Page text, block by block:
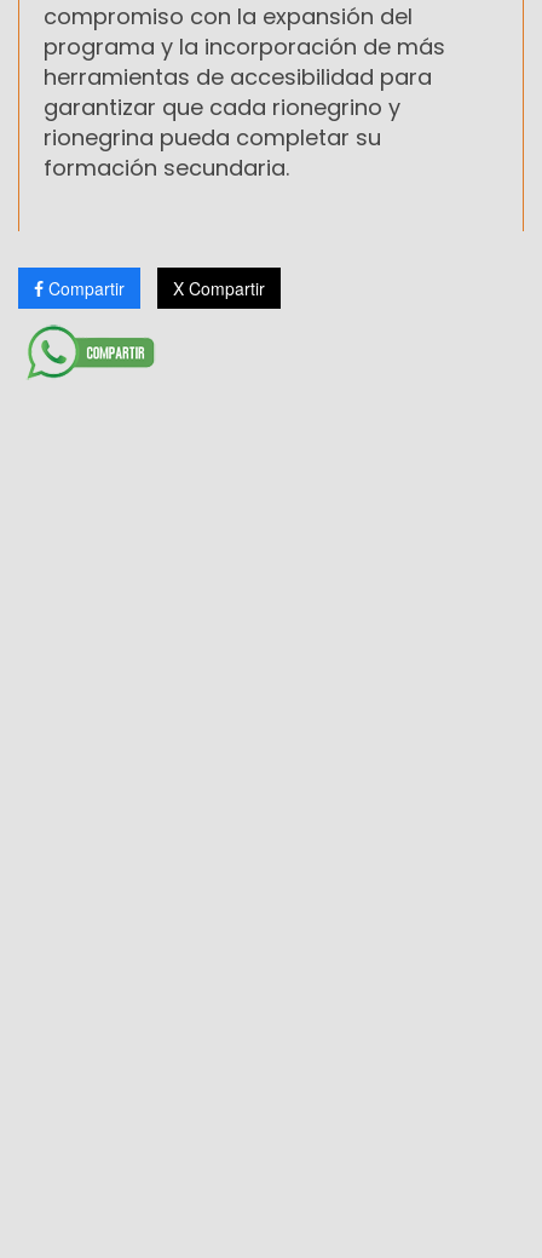
compromiso con la expansión del
programa y la incorporación de más
herramientas de accesibilidad para
garantizar que cada rionegrino y
rionegrina pueda completar su
formación secundaria.
Compartir X Compartir